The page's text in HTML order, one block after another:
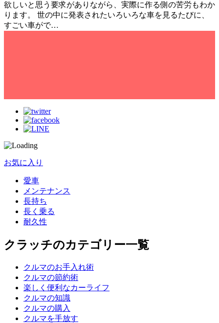
欲しいと思う要求がありながら、実際に作る側の苦労もわか
ります。 世の中に発表されたいろいろな車を見るたびに、
すごい車がで…
お気に入り
愛車
メンテナンス
長持ち
長く乗る
耐久性
クラッチのカテゴリー一覧
クルマのお手入れ術
クルマの節約術
楽しく便利なカーライフ
クルマの知識
クルマの購入
クルマを手放す